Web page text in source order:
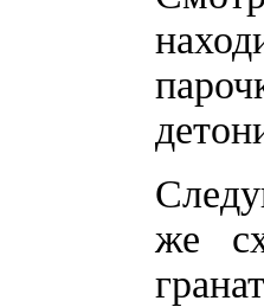
же